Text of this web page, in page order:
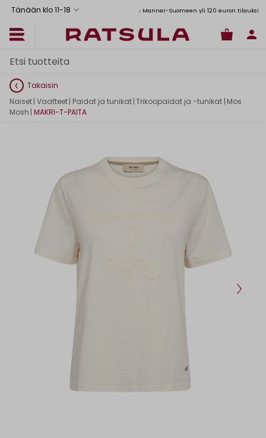
Tänään klo 11-18
Toimituskulut alk. 6,90€
Ilmainen toimitus Manner-Suomeen yli 120 euron tilauksiin
Takaisin
Naiset| Vaatteet| Paidat ja tunikat |Trikoopaidat ja -tunikat | Mos
Mosh | MAKRI-T-PAITA